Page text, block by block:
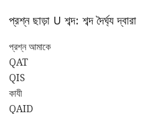
প্রশ্ন ছাড়া U শব্দ: শব্দ দৈর্ঘ্য দ্বারা
প্রশ্ন আমাকে
QAT
QIS
কাযী
QAID